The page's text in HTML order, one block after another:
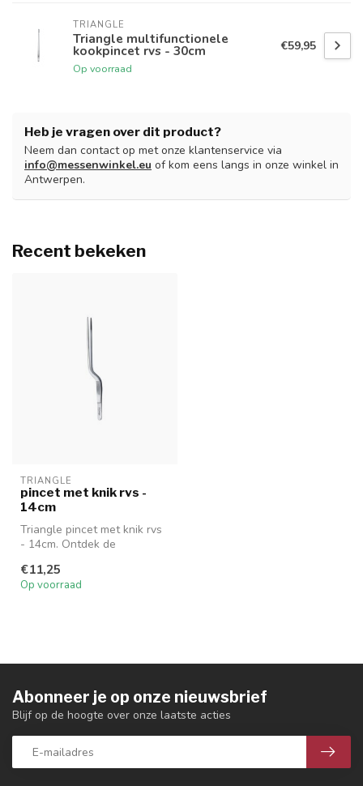
TRIANGLE
Triangle multifunctionele
kookpincet rvs - 30cm
Op voorraad
€59,95
Heb je vragen over dit product?
Neem dan contact op met onze klantenservice via
info@messenwinkel.eu of kom eens langs in onze winkel in
Antwerpen.
Recent bekeken
TRIANGLE
pincet met knik rvs -
14cm
Triangle pincet met knik rvs
- 14cm. Ontdek de
precieze ...
€11,25
Op voorraad
Abonneer je op onze nieuwsbrief
Blijf op de hoogte over onze laatste acties